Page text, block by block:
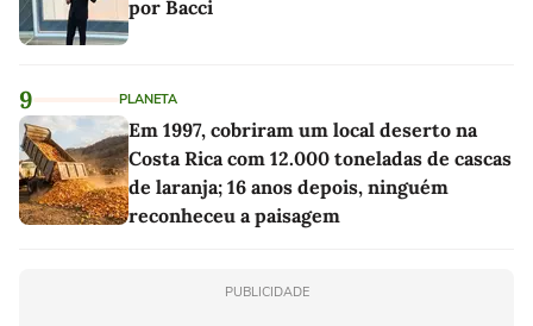
por Bacci
9 PLANETA
Em 1997, cobriram um local deserto na
Costa Rica com 12.000 toneladas de cascas
de laranja; 16 anos depois, ninguém
reconheceu a paisagem
PUBLICIDADE